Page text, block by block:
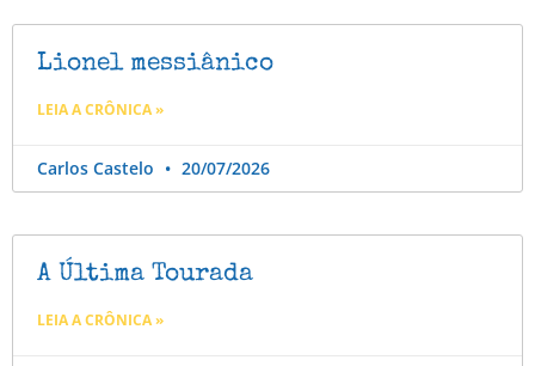
Lionel messiânico
LEIA A CRÔNICA »
Carlos Castelo 20/07/2026
A Última Tourada
LEIA A CRÔNICA »